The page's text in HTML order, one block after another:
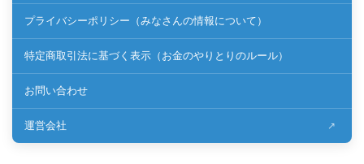
プライバシーポリシー（みなさんの情報について）
特定商取引法に基づく表示（お金のやりとりのルール）
お問い合わせ
運営会社